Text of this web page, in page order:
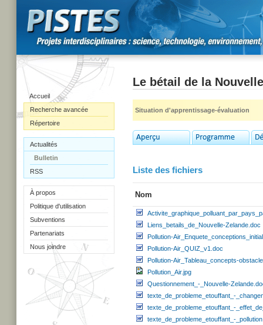
Accueil
Recherche avancée
Répertoire
Actualités
Bulletin
RSS
À propos
Politique d'utilisation
Subventions
Partenariats
Nous joindre
Le bétail de la
Situation d'apprentissage-évaluation
Liste des fichiers
Nom
Liens_betails_de_Nouvelle-Zelande.doc
Pollution-
Pollution-Air_QUIZ_v1.doc
Pollution-Air_Tableau_concepts-
Pollution_Air.jpg
Questionnement_-_Nouvelle-
texte_de_probleme_etouffant_-
texte_de_probleme_etouffant_-
texte_de_probleme_etouffant_-